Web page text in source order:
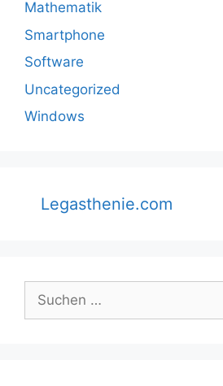
Mathematik
Smartphone
Software
Uncategorized
Windows
Legasthenie.com
Suchen
nach: